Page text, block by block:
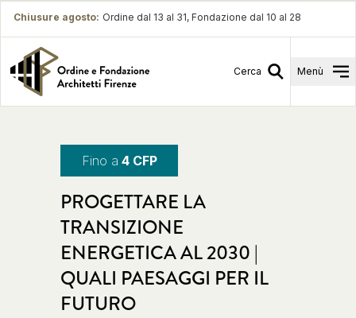
Chiusure agosto: Ordine dal 13 al 31, Fondazione dal 10 al 28
Cerca Menù
Fino a 4 CFP
PROGETTARE LA
TRANSIZIONE
ENERGETICA AL 2030 |
QUALI PAESAGGI PER IL
FUTURO